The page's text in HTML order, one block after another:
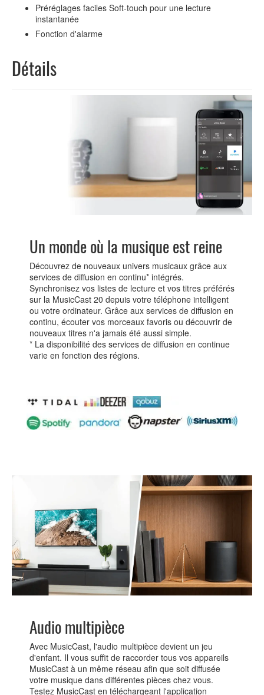
Préréglages faciles Soft-touch pour une lecture
instantanée
Fonction d'alarme
Détails
Un monde où la musique est reine
Découvrez de nouveaux univers musicaux grâce aux
services de diffusion en continu* intégrés.
Synchronisez vos listes de lecture et vos titres préférés
sur la MusicCast 20 depuis votre téléphone intelligent
ou votre ordinateur. Grâce aux services de diffusion en
continu, écouter vos morceaux favoris ou découvrir de
nouveaux titres n'a jamais été aussi simple.
* La disponibilité des services de diffusion en continue
varie en fonction des régions.
Audio multipièce
Avec MusicCast, l'audio multipièce devient un jeu
d'enfant. Il vous suffit de raccorder tous vos appareils
MusicCast à un même réseau afin que soit diffusée
votre musique dans différentes pièces chez vous.
Testez MusicCast en téléchargeant l'application